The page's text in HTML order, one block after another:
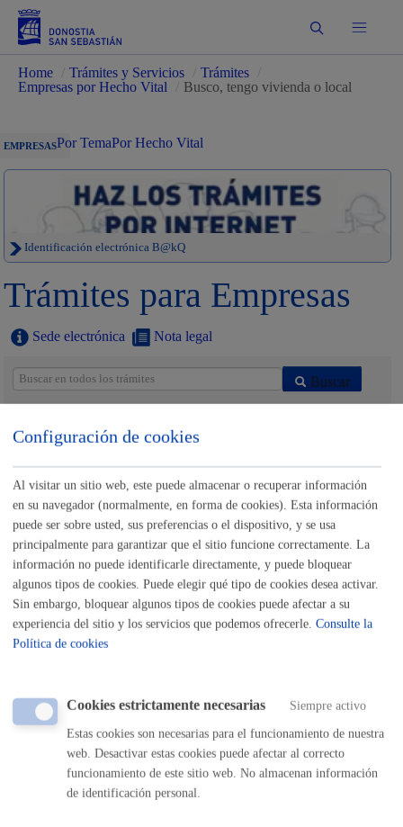
Buscar
Home Trámites y Servicios Trámites
Empresas por Hecho Vital
Busco, tengo vivienda o local
EMPRESASPor TemaPor Hecho Vital
Identificación electrónica B@kQ
Trámites para Empresas
Sede electrónica Nota legal
Buscar
Justificación de ayudas a Copropietarios para rehabilitación de
edificios de Alza - Fase 3
* Online con certificado electrónico
ONLINE
PRESENCIAL
TELÉFONO
expediente
* Online con certificado electrónico
ONLINE
PRESENCIAL
TELÉFONO
Configuración de cookies
Al visitar un sitio web, este puede almacenar o recuperar información
en su navegador (normalmente, en forma de cookies). Esta información
puede ser sobre usted, sus preferencias o el dispositivo, y se usa
principalmente para garantizar que el sitio funcione correctamente. La
información no puede identificarle directamente, y puede bloquear
algunos tipos de cookies. Puede elegir qué tipo de cookies desea activar.
Sin embargo, bloquear algunos tipos de cookies puede afectar a su
experiencia del sitio y los servicios que podemos ofrecerle. Consulte la
Política de cookies
Cookies estrictamente necesarias Siempre activo
Estas cookies son necesarias para el funcionamiento de nuestra
web. Desactivar estas cookies puede afectar al correcto
funcionamiento de este sitio web. No almacenan información
de identificación personal.